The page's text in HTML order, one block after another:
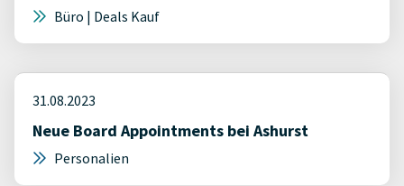
Büro | Deals Kauf
31.08.2023
Neue Board Appointments bei Ashurst
Personalien